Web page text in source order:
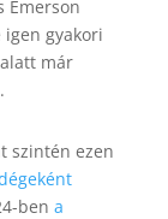
Emerson
igen gyakori
már
szintén ezen
ben a